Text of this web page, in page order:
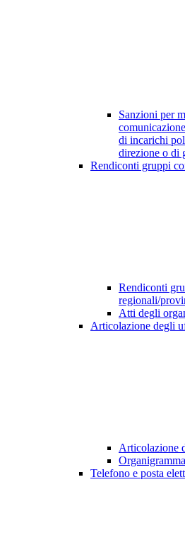
Sanzioni per
di incarichi
direzione o di
Rendiconti gruppi
Rendiconti
regionali/
Atti degli
Articolazione degli
Articolazione
Organigramma
Telefono e posta